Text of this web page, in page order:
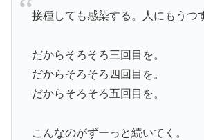
接種しても感染する。人にもうつ
だからそろそろ三回目を。
だからそろそろ四回目を。
だからそろそろ五回目を。
こんなのがずーっと続いてく。